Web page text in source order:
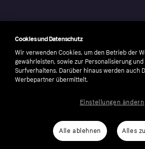
number: 556737-0431
Cookies Klarna.com
Cookies und Datenschutz
Wir verwenden Cookies, um den Betrieb der
gewährleisten, sowie zur Personalisierung
Surfverhaltens. Darüber hinaus werden auch
Werbepartner übermittelt.
Alle ablehnen Alles
Einstellungen ändern